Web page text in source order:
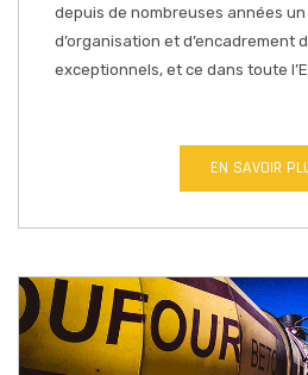
depuis de nombreuses années
d’organisation et d’encadrement
exceptionnels, et ce dans toute
EN SAVOIR